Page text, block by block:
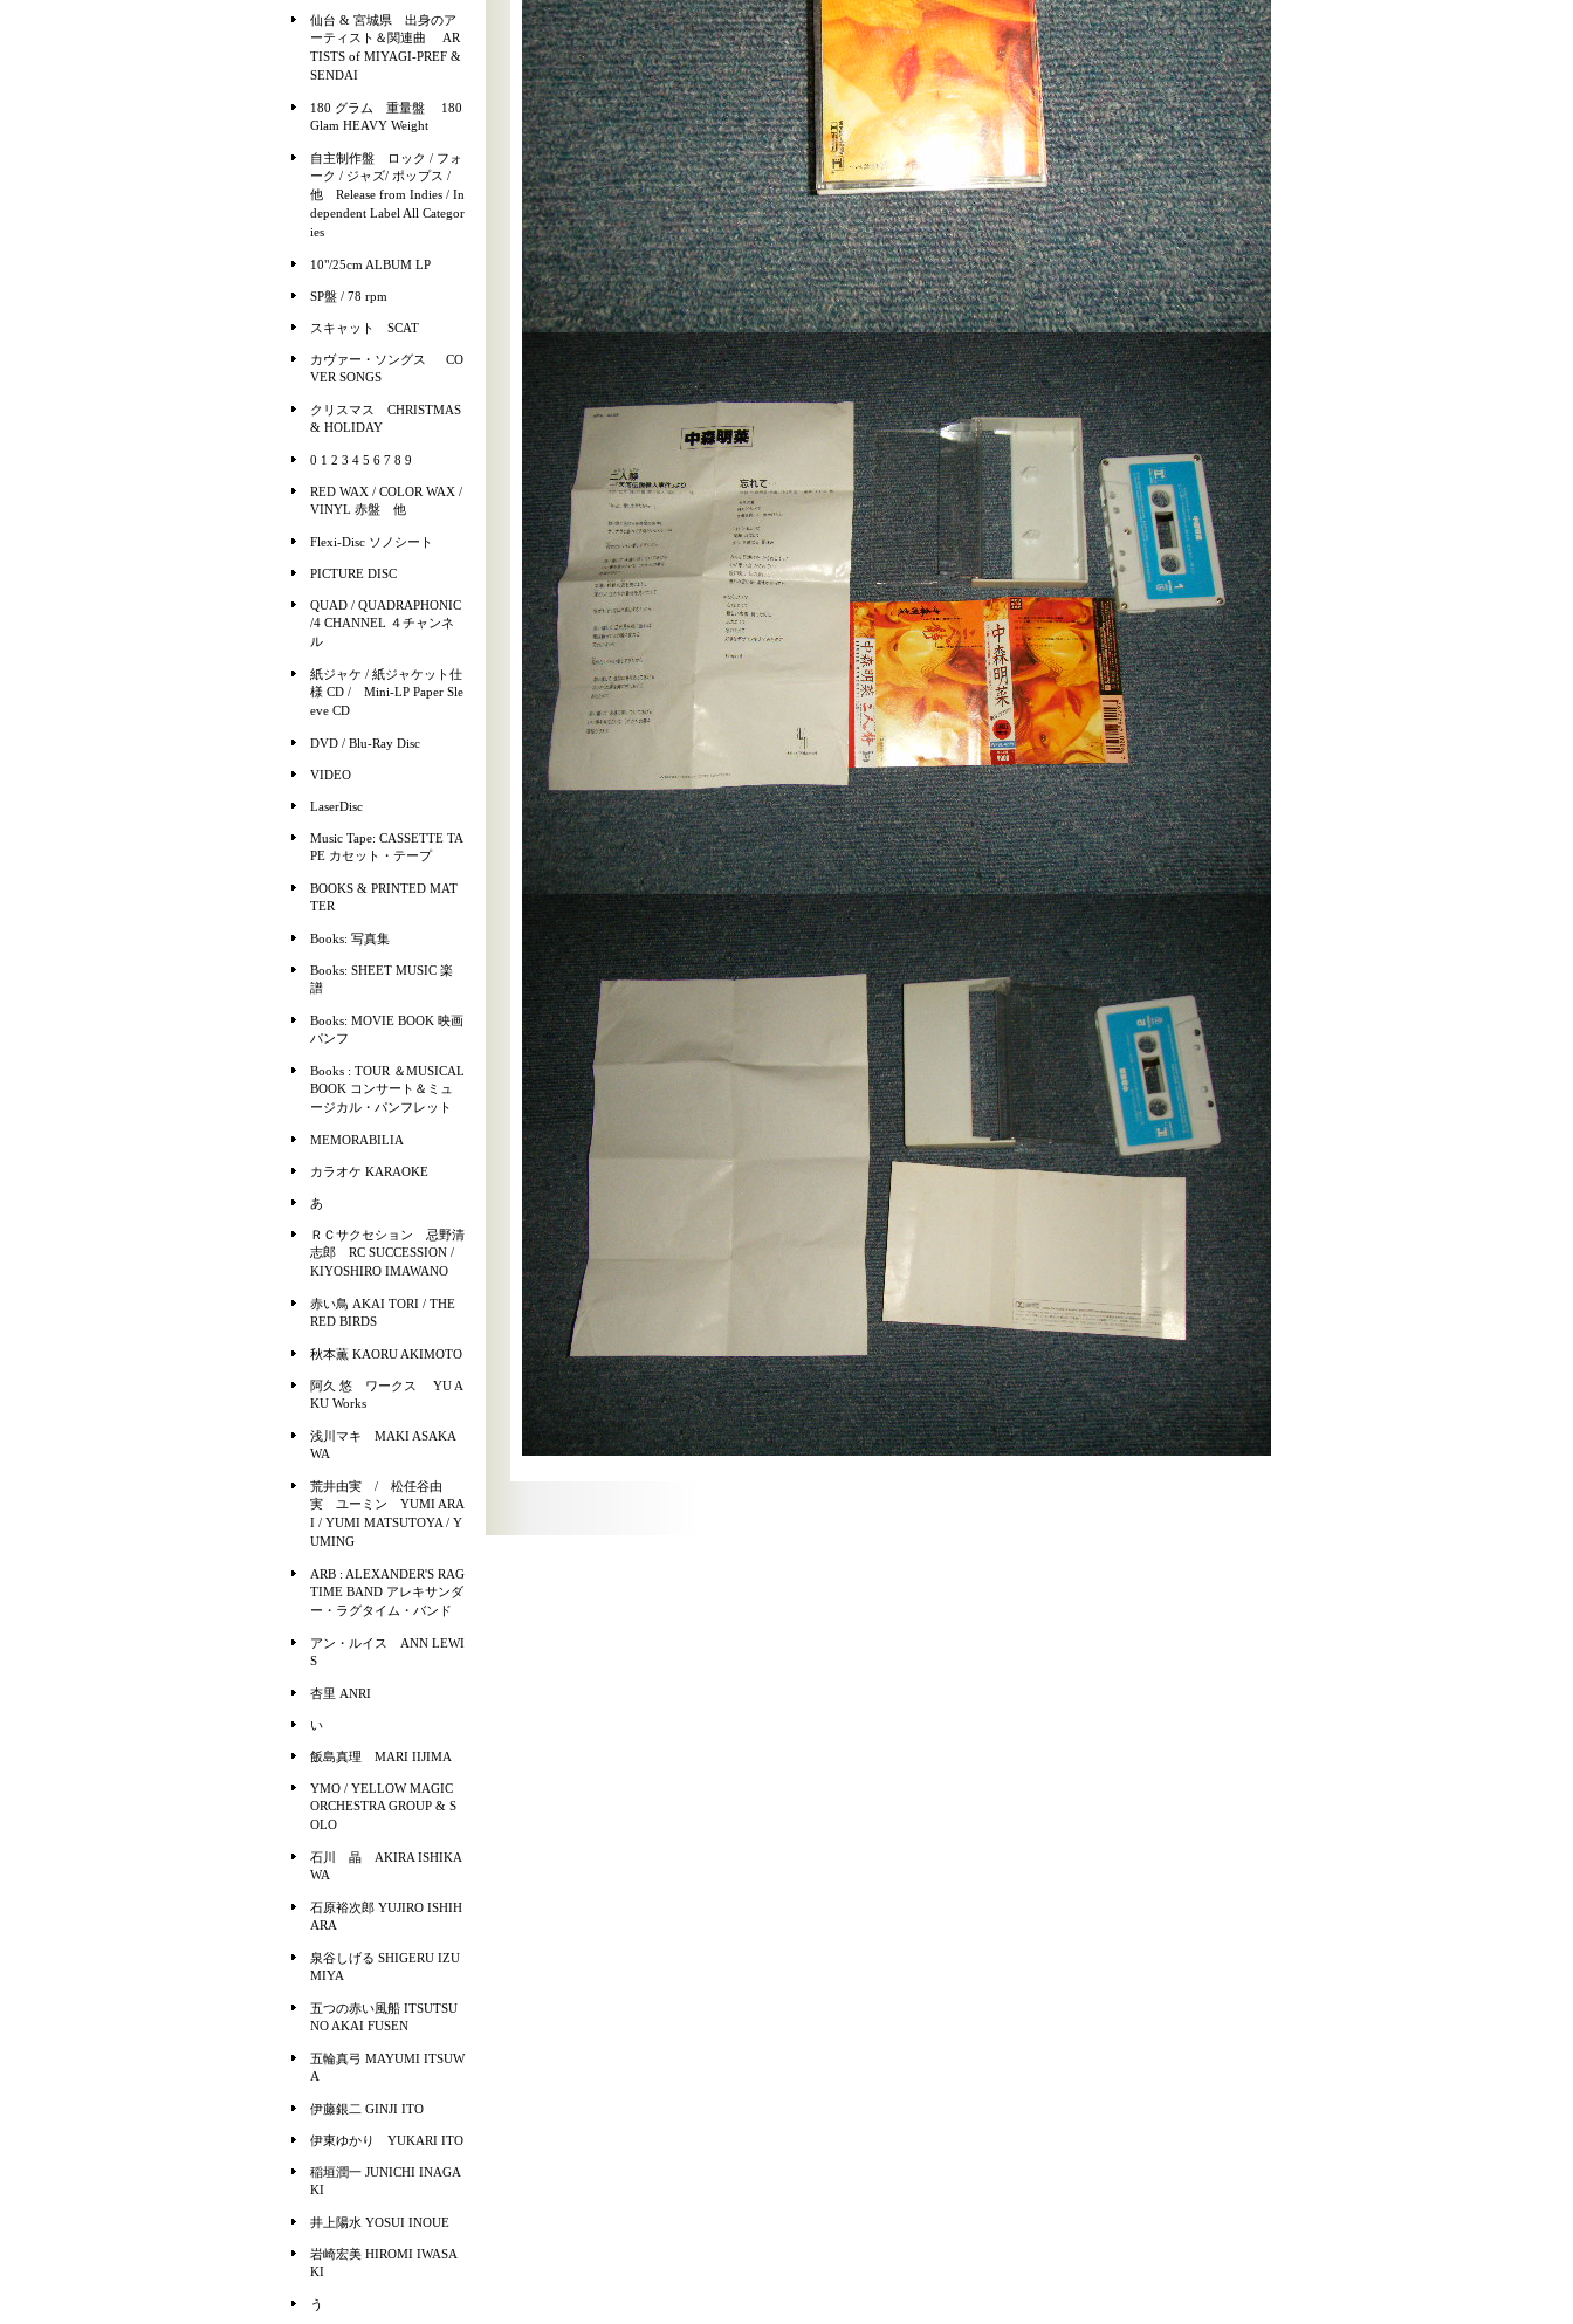
仙台 & 宮城県 出身のア
ーティスト＆関連曲 AR
TISTS of MIYAGI-PREF &
SENDAI
180 グラム 重量盤 180
Glam HEAVY Weight
自主制作盤 ロック / フォ
ーク / ジャズ/ ポップス /
他 Release from Indies / In
dependent Label All Categor
ies
10"/25cm ALBUM LP
SP盤 / 78 rpm
スキャット SCAT
カヴァー・ソングス CO
VER SONGS
クリスマス CHRISTMAS
& HOLIDAY
0 1 2 3 4 5 6 7 8 9
RED WAX / COLOR WAX /
VINYL 赤盤 他
Flexi-Disc ソノシート
PICTURE DISC
QUAD / QUADRAPHONIC
/4 CHANNEL ４チャンネ
ル
紙ジャケ / 紙ジャケット仕
様 CD / Mini-LP Paper Sle
eve CD
DVD / Blu-Ray Disc
VIDEO
LaserDisc
Music Tape: CASSETTE TA
PE カセット・テープ
BOOKS & PRINTED MAT
TER
Books: 写真集
Books: SHEET MUSIC 楽
譜
Books: MOVIE BOOK 映画
パンフ
Books : TOUR ＆MUSICAL
BOOK コンサート＆ミュ
ージカル・パンフレット
MEMORABILIA
カラオケ KARAOKE
あ
ＲＣサクセション 忌野清
志郎 RC SUCCESSION /
KIYOSHIRO IMAWANO
赤い鳥 AKAI TORI / THE
RED BIRDS
秋本薫 KAORU AKIMOTO
阿久 悠 ワークス YU A
KU Works
浅川マキ MAKI ASAKA
WA
荒井由実 / 松任谷由
実 ユーミン YUMI ARA
I / YUMI MATSUTOYA / Y
UMING
ARB : ALEXANDER'S RAG
TIME BAND アレキサンダ
ー・ラグタイム・バンド
アン・ルイス ANN LEWI
S
杏里 ANRI
い
飯島真理 MARI IIJIMA
YMO / YELLOW MAGIC
ORCHESTRA GROUP & S
OLO
石川 晶 AKIRA ISHIKA
WA
石原裕次郎 YUJIRO ISHIH
ARA
泉谷しげる SHIGERU IZU
MIYA
五つの赤い風船 ITSUTSU
NO AKAI FUSEN
五輪真弓 MAYUMI ITSUW
A
伊藤銀二 GINJI ITO
伊東ゆかり YUKARI ITO
稲垣潤一 JUNICHI INAGA
KI
井上陽水 YOSUI INOUE
岩崎宏美 HIROMI IWASA
KI
う